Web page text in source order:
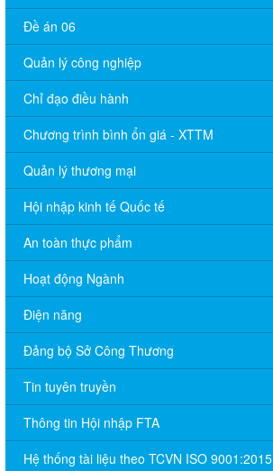
Đề án 06
Quản lý công nghiệp
Chỉ đạo điều hành
Chương trình bình ổn giá - XTTM
Quản lý thương mại
Hội nhập kinh tế Quốc tế
An toàn thực phẩm
Hoạt động Ngành
Điện năng
Đảng bộ Sở Công Thương
Tin tuyên truyền
Thông tin Hội nhập FTA
Hệ thống tài liệu theo TCVN ISO 9001:2015